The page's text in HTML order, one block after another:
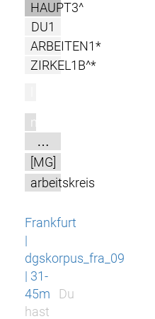
HAUPT3^
DU1
ARBEITEN1*
ZIRKEL1B^*
m
…
[MG]
arbeitskreis
Frankfurt
|
dgskorpus_fra_09
| 31-
45m
Du
hast